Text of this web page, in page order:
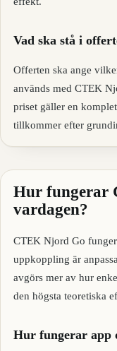
Vad ska stå i
Offerten ska ange
används med CTEK
priset gäller en
tillkommer efter
Hur fungerar
vardagen?
CTEK Njord Go
uppkoppling är
avgörs mer av hur
den högsta teoretiska
Hur fungerar app